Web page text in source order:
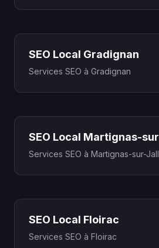
SEO Local Gradignan
Services SEO à Gradignan
SEO Local Martignas-
Services SEO à Martignas-sur-
SEO Local Floirac
Services SEO à Floirac